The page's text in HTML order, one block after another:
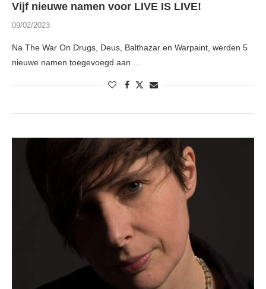
Vijf nieuwe namen voor LIVE IS LIVE!
09/02/2023
Na The War On Drugs, Deus, Balthazar en Warpaint, werden 5
nieuwe namen toegevoegd aan …